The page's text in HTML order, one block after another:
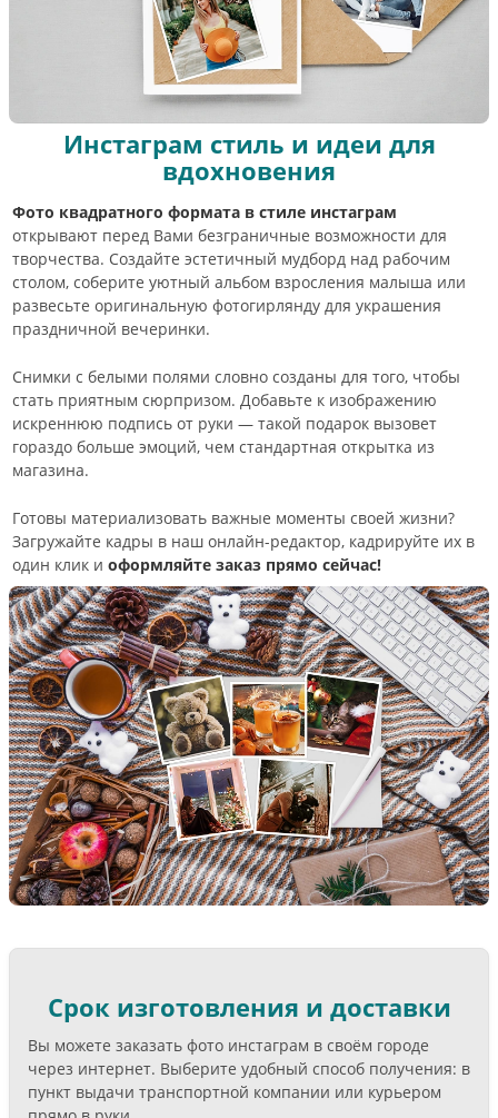
Инстаграм стиль и идеи для
вдохновения
Фото квадратного формата в стиле инстаграм
открывают перед Вами безграничные возможности для
творчества. Создайте эстетичный мудборд над рабочим
столом, соберите уютный альбом взросления малыша или
развесьте оригинальную фотогирлянду для украшения
праздничной вечеринки.
Снимки с белыми полями словно созданы для того, чтобы
стать приятным сюрпризом. Добавьте к изображению
искреннюю подпись от руки — такой подарок вызовет
гораздо больше эмоций, чем стандартная открытка из
магазина.
Готовы материализовать важные моменты своей жизни?
Загружайте кадры в наш онлайн-редактор, кадрируйте их в
один клик и оформляйте заказ прямо сейчас!
Срок изготовления и доставки
Вы можете заказать фото инстаграм в своём городе
через интернет. Выберите удобный способ получения: в
пункт выдачи транспортной компании или курьером